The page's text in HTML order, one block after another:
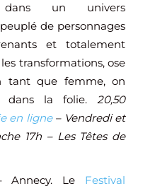
un univers
de personnages
et totalement
transformations, ose
tant que femme, on
la folie. 20,50
en ligne– Vendredi et
17h – Les Têtes de
Annecy. Le Festival